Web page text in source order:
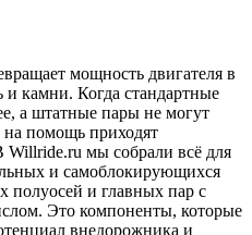
мощность двигателя в
и камни. Когда стандартные
а штатные пары не могут
на помощь приходят
мы собрали всё для
и самоблокирующихся
полуосей и главных пар с
Это компоненты, которые
внедорожника и